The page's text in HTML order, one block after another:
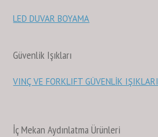
LED DUVAR BOYAMA
Güvenlik Işıkları
VINÇ VE FORKLIFT GÜVENLİK IŞIKLARI
İç Mekan Aydınlatma Ürünleri